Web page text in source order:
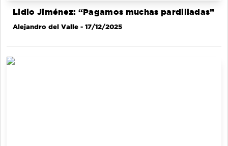
Lidio Jiménez: “Pagamos muchas pardilladas”
Alejandro del Valle - 17/12/2025